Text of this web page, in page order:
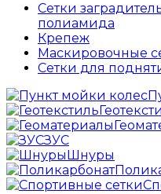
Сетки
полиамида
Крепеж
Маскировочные
Сетки для
ЗУС
Шнуры